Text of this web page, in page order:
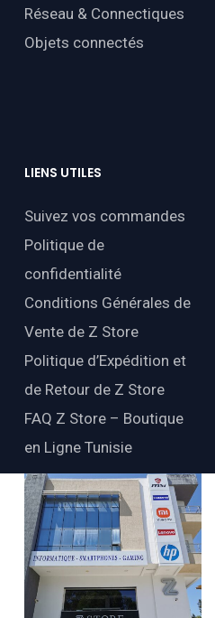
Réseau & Connectiques
Objets connectés
LIENS UTILES
Suivez vos commandes
Politique de
confidentialité
Conditions Générales de
Vente de Z Store
Politique d’Expédition et
de Retour de Z Store
FAQ Z Store – Boutique
en Ligne Tunisie